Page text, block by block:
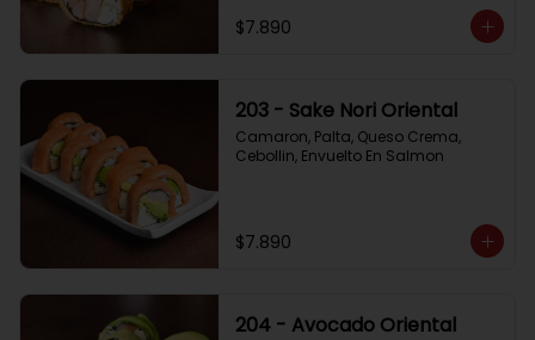
$7.890
203 - Sake Nori Oriental
Camaron, Palta, Queso Crema,
Cebollin, Envuelto En Salmon
$7.890
204 - Avocado Oriental